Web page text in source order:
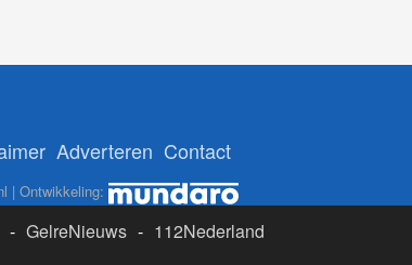
Adverteren Contact
| Ontwikkeling:
- GelreNieuws - 112Nederland